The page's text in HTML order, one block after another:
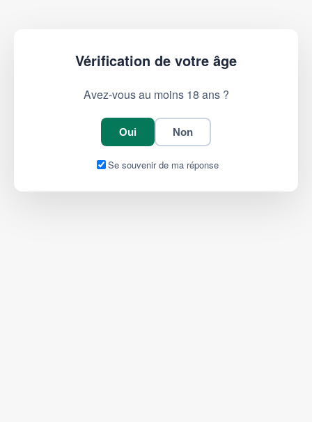
Vérification de votre âge
Avez-vous au moins 18 ans ?
Oui Non
Se souvenir de ma réponse